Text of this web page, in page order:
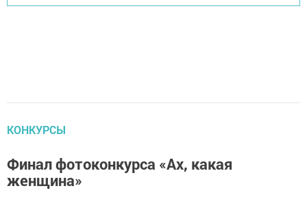
КОНКУРСЫ
Финал фотоконкурса «Ах, какая
женщина»